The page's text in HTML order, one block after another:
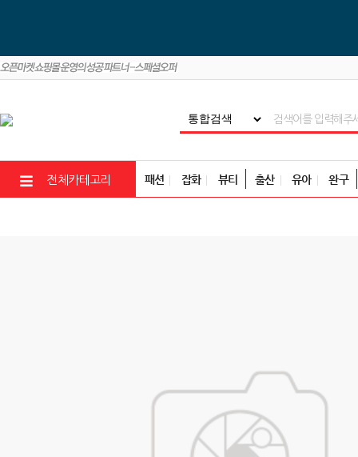
전체카테고리 패션 잡화 뷰티 출산 유아 완구